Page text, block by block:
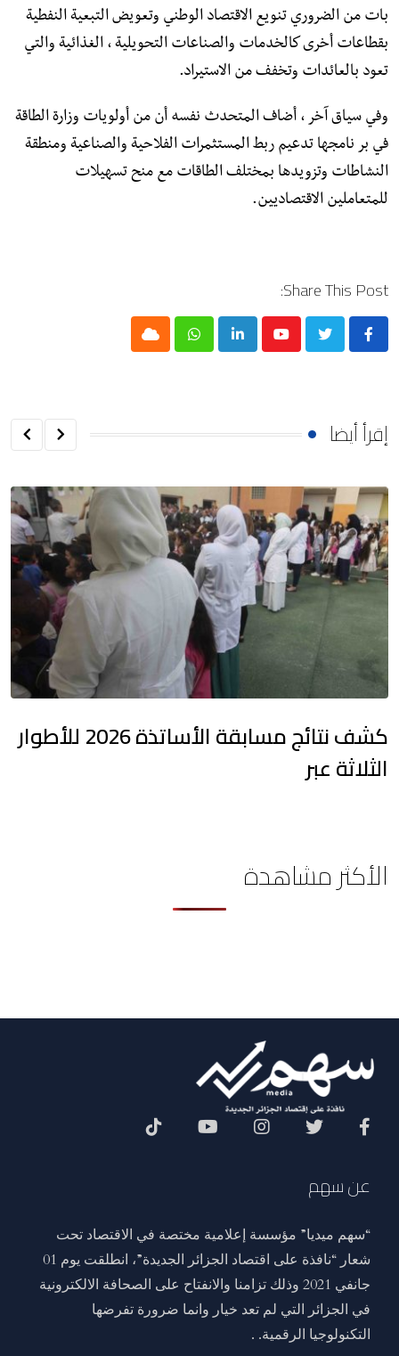
بات من الضروري تنويع الاقتصاد الوطني وتعويض التبعية النفطية
بقطاعات أخرى كالخدمات والصناعات التحويلية ، الغذائية والتي
تعود بالعائدات وتخفف من الاستيراد.
وفي سياق آخر ، أضاف المتحدث نفسه أن من أولويات وزارة الطاقة
في بر نامجها تدعيم ربط المستثمرات الفلاحية والصناعية ومنطقة
النشاطات وتزويدها بمختلف الطاقات مع منح تسهيلات
للمتعاملين الاقتصاديين.
Share This Post:
Youtube
LinkedIn
Whatsapp
Cloud
إقرأ أيضا
كشف نتائج مسابقة الأساتذة 2026 للأطوار
الثلاثة عبر
الأكثر مشاهدة
عن سهم
“سهم ميديا” مؤسسة إعلامية مختصة في الاقتصاد تحت
شعار “نافذة على اقتصاد الجزائر الجديدة”، انطلقت يوم 01
جانفي 2021 وذلك تزامنا والانفتاح على الصحافة الالكترونية
في الجزائر التي لم تعد خيار وانما ضرورة تفرضها
التكنولوجيا الرقمية. .